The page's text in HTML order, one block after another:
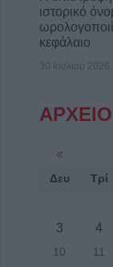
ιστορικό
κεφάλαιο
30 Ιουλίου
«
Δευ Τρί
3
4
10
11